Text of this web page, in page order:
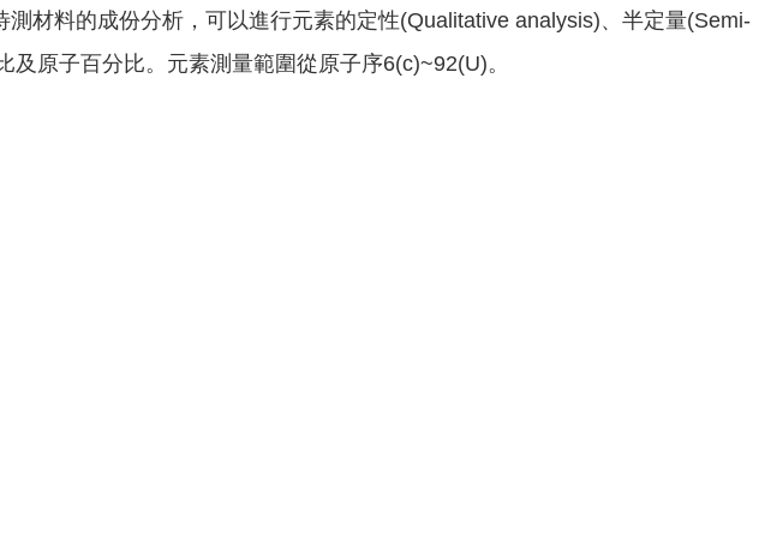
材料的成份分析，可以進行元素的定性(Qualitative analysis)、半定量(Semi-
原子百分比。元素測量範圍從原子序6(c)~92(U)。